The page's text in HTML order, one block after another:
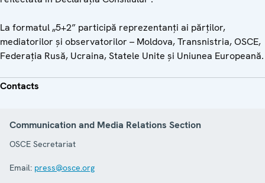
La formatul „5+2” participă reprezentanți ai părților,
mediatorilor și observatorilor – Moldova, Transnistria, OSCE,
Federația Rusă, Ucraina, Statele Unite și Uniunea Europeană.
Contacts
Communication and Media Relations Section
OSCE Secretariat
Email: press@osce.org